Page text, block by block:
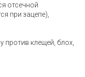
отсечной
при зацепе),
против клещей, блох,